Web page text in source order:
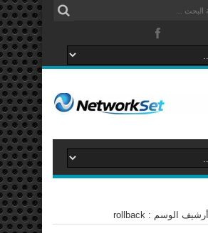
أرشيف الوسم : rollback